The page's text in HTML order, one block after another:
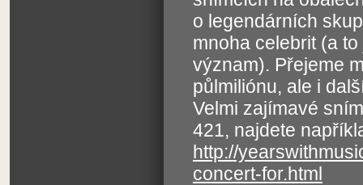
o legendárních
mnoha celebrit (a
význam). Přejeme
půlmiliónu, ale i
Velmi zajímavé
421, najdete
http://
concert-for.html